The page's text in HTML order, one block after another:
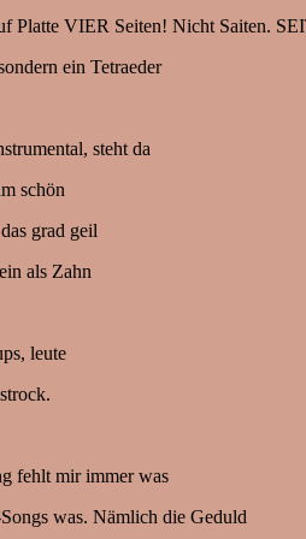
Platte VIER Seiten! Nicht Saiten.
ein Tetraeder
steht da
schön
grad geil
als Zahn
leute
fehlt mir immer was
was. Nämlich die Geduld